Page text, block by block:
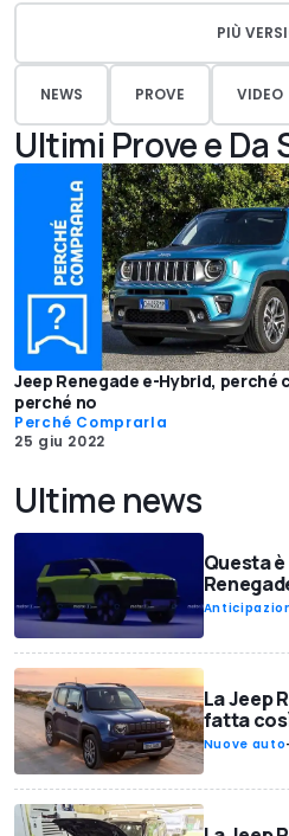
PIÙ
NEWS PROVE VIDEO
Ultimi Prove e Da
Jeep Renegade e-Hybrid, perché
perché no
Perché Comprarla
25 giu 2022
Ultime news
Questa
La Jeep
fatta
Nuove auto